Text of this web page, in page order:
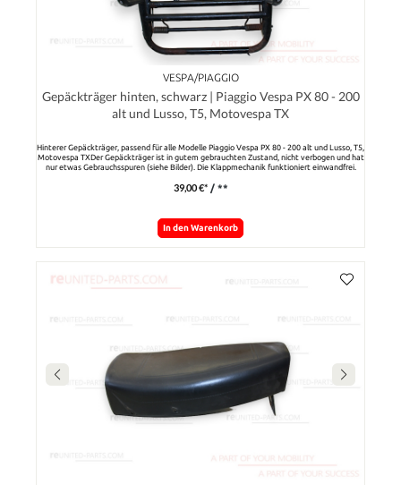
VESPA/PIAGGIO
Gepäckträger hinten, schwarz | Piaggio Vespa PX 80 - 200
alt und Lusso, T5, Motovespa TX
Hinterer Gepäckträger, passend für alle Modelle Piaggio Vespa PX 80 - 200 alt und Lusso, T5,
Motovespa TXDer Gepäckträger ist in gutem gebrauchten Zustand, nicht verbogen und hat
nur etwas Gebrauchsspuren (siehe Bilder). Die Klappmechanik funktioniert einwandfrei.
39,00 €* / **
In den Warenkorb